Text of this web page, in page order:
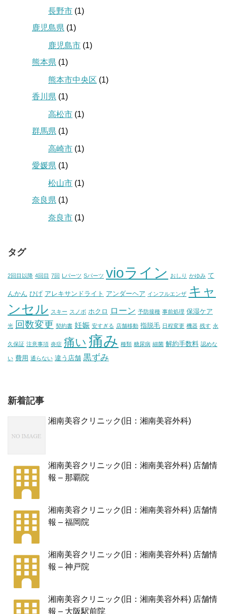
長野市 (1)
鹿児島県 (1)
鹿児島市 (1)
熊本県 (1)
熊本市中央区 (1)
香川県 (1)
高松市 (1)
群馬県 (1)
高崎市 (1)
愛媛県 (1)
松山市 (1)
奈良県 (1)
奈良市 (1)
タグ
2回目以降 4回目 7回 Lパーツ Sパーツ vioライン おしり かゆみ て
んかん ひげ アレキサンドライト アンダーヘア インフルエンザ キャ
ンセル スキー スノボ ホクロ ローン 予防接種 事前処理 保湿ケア
光 回数変更 契約書 妊娠 安すぎる 店舗移動 指脱毛 日程変更 機器 残す 永
久保証 注意事項 炎症 痛い 痛み 種類 糖尿病 細菌 解約手数料 認めな
い 費用 通らない 違う店舗 黒ずみ
新着記事
湘南美容クリニック(旧：湘南美容外科)
湘南美容クリニック(旧：湘南美容外科) 店舗情
報 – 那覇院
湘南美容クリニック(旧：湘南美容外科) 店舗情
報 – 福岡院
湘南美容クリニック(旧：湘南美容外科) 店舗情
報 – 神戸院
湘南美容クリニック(旧：湘南美容外科) 店舗情
報 – 大阪駅前院